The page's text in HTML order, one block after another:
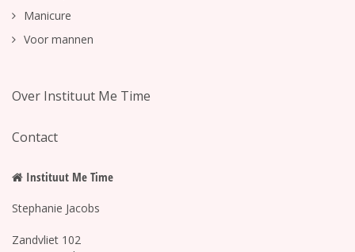
Manicure
Voor mannen
Over Instituut Me Time
Contact
Instituut Me Time
Stephanie Jacobs
Zandvliet 102